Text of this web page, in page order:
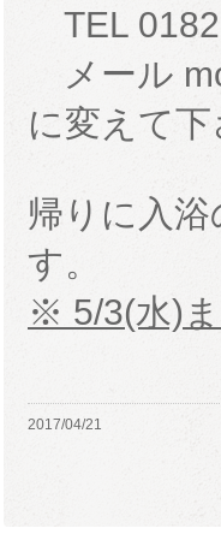
TEL
メール
に変えて
帰りに入
す。
※ 5/3(水)
2017/04/21